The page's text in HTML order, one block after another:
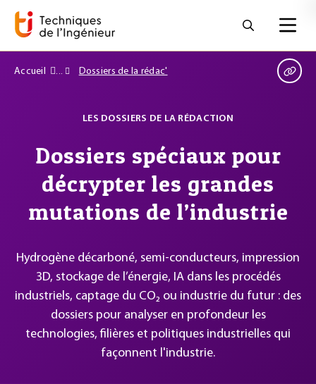
Accueil Dossiers de la rédac'
LES DOSSIERS DE LA RÉDACTION
Dossiers spéciaux pour
décrypter les grandes
mutations de l’industrie
Hydrogène décarboné, semi-conducteurs, impression
3D, stockage de l’énergie, IA dans les procédés
industriels, captage du CO₂ ou industrie du futur : des
dossiers pour analyser en profondeur les
technologies, filières et politiques industrielles qui
façonnent l'industrie.